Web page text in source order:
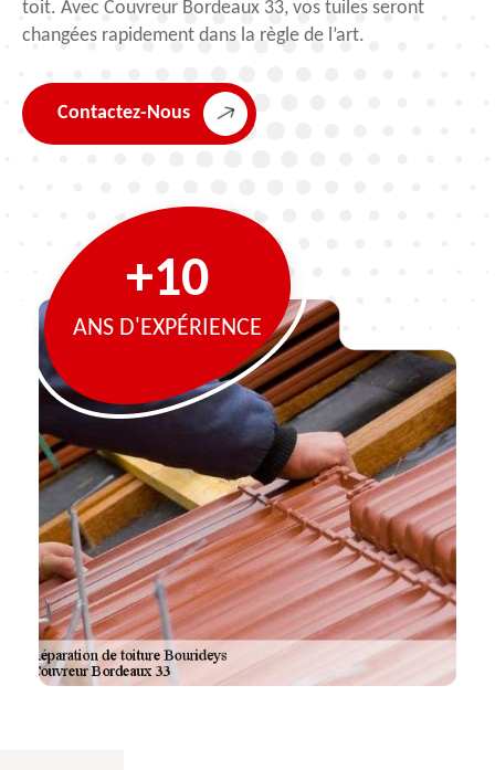
toit. Avec Couvreur Bordeaux 33, vos tuiles seront
changées rapidement dans la règle de l’art.
Contactez-Nous
+10
ANS D'EXPÉRIENCE